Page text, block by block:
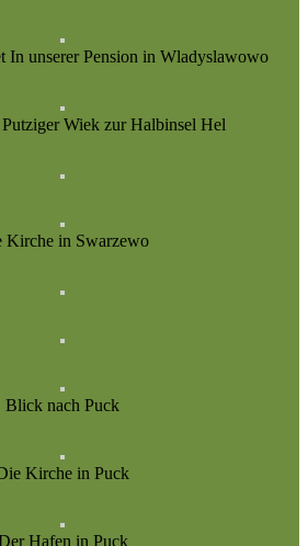
In unserer Pension in Wladyslawowo
Wiek zur Halbinsel Hel
Kirche in Swarzewo
Blick nach Puck
Kirche in Puck
Hafen in Puck